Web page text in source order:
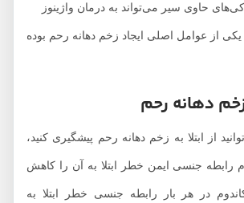
حاوی سیر می‌تواند به درمان واژینوز
از عوامل اصلی ایجاد زخم دهانه رحم بوده
دهانه رحم
ابتلا به زخم دهانه رحم پیشگیری کنید،
جنسی ایمن خطر ابتلا به آن را کاهش
در هر بار رابطه جنسی خطر ابتلا به